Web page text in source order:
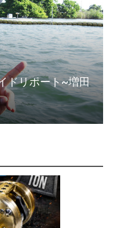
ドリポート~増田